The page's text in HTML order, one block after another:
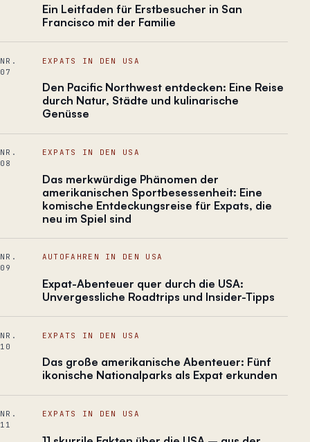
Ein Leitfaden für Erstbesucher in San
Francisco mit der Familie
NR.
07
EXPATS IN DEN USA
Den Pacific Northwest entdecken: Eine Reise
durch Natur, Städte und kulinarische
Genüsse
NR.
08
EXPATS IN DEN USA
Das merkwürdige Phänomen der
amerikanischen Sportbesessenheit: Eine
komische Entdeckungsreise für Expats, die
neu im Spiel sind
NR.
09
AUTOFAHREN IN DEN USA
Expat-Abenteuer quer durch die USA:
Unvergessliche Roadtrips und Insider-Tipps
NR.
10
EXPATS IN DEN USA
Das große amerikanische Abenteuer: Fünf
ikonische Nationalparks als Expat erkunden
NR.
11
EXPATS IN DEN USA